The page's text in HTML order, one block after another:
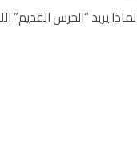
لماذا يريد “الحرس القديم”